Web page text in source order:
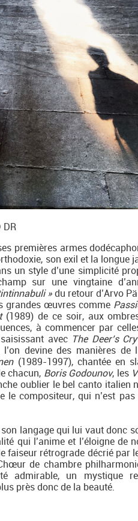
DR
premières armes
son exil et la longue
un style d’une simplicité
sur une vingtaine
»du retour d’Arvo
grandes œuvres comme
(1989) de ce soir, aux
à commencer par
avec The Deer’s Cry
l’on devine des manières
(1989-1997), chantée en
chacun, Boris Godounov, les
oublier le bel canto italien
le compositeur, qui n’est
langage qui lui vaut donc
qui l’anime et l’éloigne de
faiseur rétrograde décrié par
de chambre
admirable, un
près donc de la beauté.